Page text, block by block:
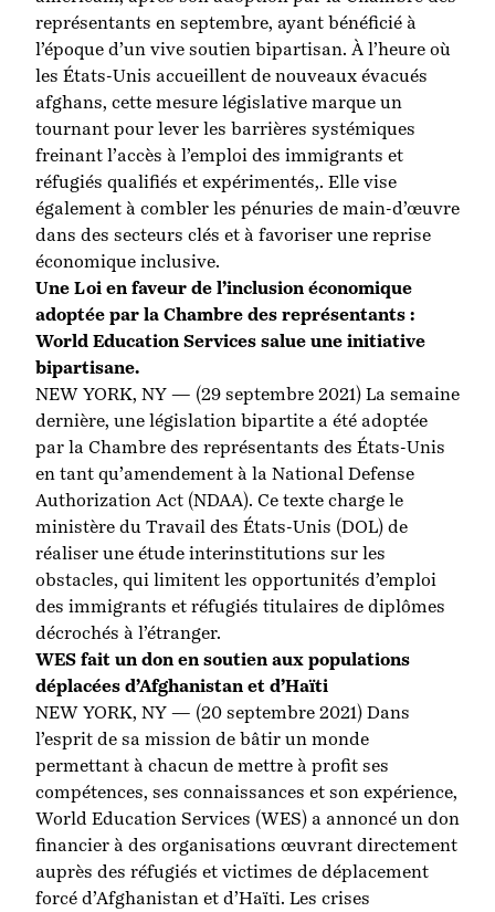
représentants en septembre, ayant bénéficié à
l’époque d’un vive soutien bipartisan. À l’heure où
les États-Unis accueillent de nouveaux évacués
afghans, cette mesure législative marque un
tournant pour lever les barrières systémiques
freinant l’accès à l’emploi des immigrants et
réfugiés qualifiés et expérimentés,. Elle vise
également à combler les pénuries de main-d’œuvre
dans des secteurs clés et à favoriser une reprise
économique inclusive.
Une Loi en faveur de l’inclusion économique
adoptée par la Chambre des représentants :
World Education Services salue une initiative
bipartisane.
NEW YORK, NY — (29 septembre 2021) La semaine
dernière, une législation bipartite a été adoptée
par la Chambre des représentants des États-Unis
en tant qu’amendement à la National Defense
Authorization Act (NDAA). Ce texte charge le
ministère du Travail des États-Unis (DOL) de
réaliser une étude interinstitutions sur les
obstacles, qui limitent les opportunités d’emploi
des immigrants et réfugiés titulaires de diplômes
décrochés à l’étranger.
WES fait un don en soutien aux populations
déplacées d’Afghanistan et d’Haïti
NEW YORK, NY — (20 septembre 2021) Dans
l’esprit de sa mission de bâtir un monde
permettant à chacun de mettre à profit ses
compétences, ses connaissances et son expérience,
World Education Services (WES) a annoncé un don
financier à des organisations œuvrant directement
auprès des réfugiés et victimes de déplacement
forcé d’Afghanistan et d’Haïti. Les crises